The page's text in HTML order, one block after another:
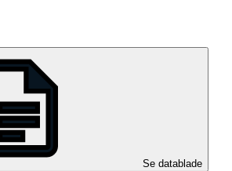
Se datablade